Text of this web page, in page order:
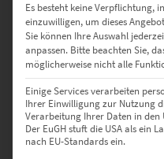
Es besteht keine Verpflichtung,
einzuwilligen, um dieses
Sie können Ihre Auswahl
anpassen. Bitte beachten Sie,
möglicherweise nicht alle
Einige Services verarbeiten
Ihrer Einwilligung zur Nutzung
Verarbeitung Ihrer Daten in den
Der EuGH stuft die USA als ein
nach EU-Standards ein.